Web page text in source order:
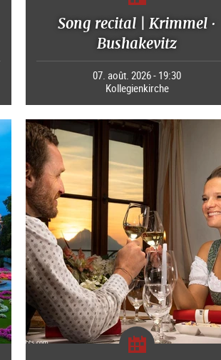
Song recital | Krimmel ·
Bushakevitz
07. août. 2026 - 19:30
Kollegienkirche